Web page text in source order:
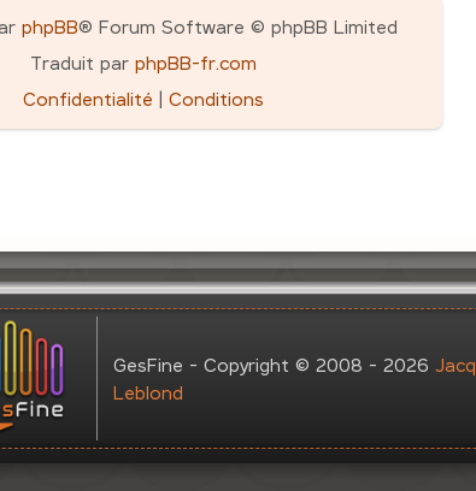
phpBB® Forum Software © phpBB Limited
Traduit par phpBB-fr.com
Confidentialité | Conditions
GesFine - Copyright © 2008 - 2026
Leblond